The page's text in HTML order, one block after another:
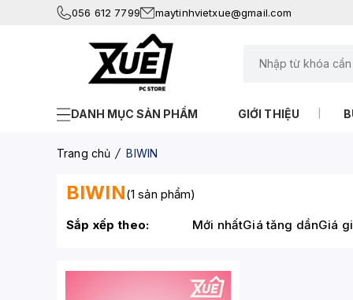
056 612 7799 maytinhvietxue@gmail.com
DANH MỤC SẢN PHẨM GIỚI THIỆU
Trang chủ BIWIN
BIWIN(1 sản phẩm)
Sắp xếp theo: Mới nhấtGiá tăng dầnGiá